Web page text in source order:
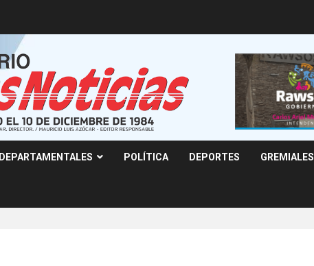
DEPARTAMENTALES POLÍTICA DEPORTES GREMIALES